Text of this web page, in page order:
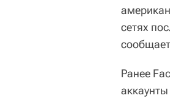
сетях
Ранее